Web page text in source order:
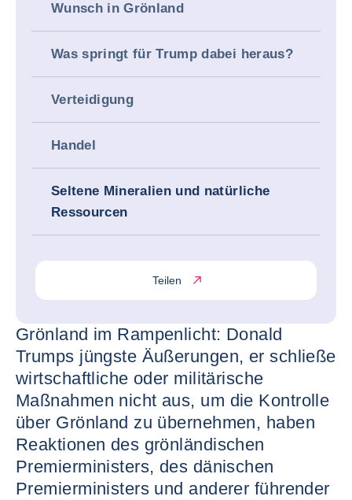
Wunsch in Grönland
Was springt für Trump dabei heraus?
Verteidigung
Handel
Seltene Mineralien und natürliche
Ressourcen
Teilen
Grönland im Rampenlicht: Donald
Trumps jüngste Äußerungen, er schließe
wirtschaftliche oder militärische
Maßnahmen nicht aus, um die Kontrolle
über Grönland zu übernehmen, haben
Reaktionen des grönländischen
Premierministers, des dänischen
Premierministers und anderer führender